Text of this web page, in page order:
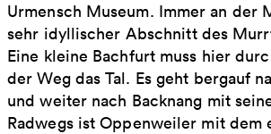
Urmensch Museum. Immer an
sehr idyllischer Abschnitt des
Eine kleine Bachfurt muss hier
der Weg das Tal. Es geht bergauf
und weiter nach Backnang mit
Radwegs ist Oppenweiler mit dem